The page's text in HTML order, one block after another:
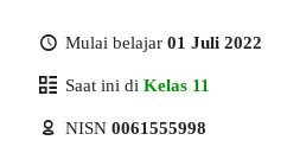
Mulai belajar 01 Juli 2022
Saat ini di Kelas 11
NISN 0061555998